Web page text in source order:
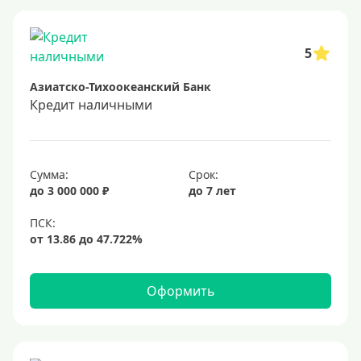
Способы выдачи
Не выходя из дома
С доставкой на дом
Наличными
В долларах США
В евро
Заемщики
5
Азиатско-Тихоокеанский Банк
Кредит наличными
Сумма:
до 3 000 000 ₽
Срок:
до 7 лет
Оформить